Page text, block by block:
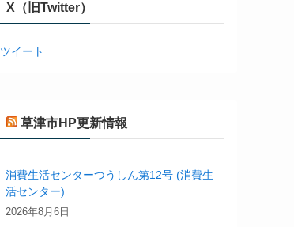
X（旧Twitter）
ツイート
草津市HP更新情報
消費生活センターつうしん第12号 (消費生
活センター)
2026年8月6日